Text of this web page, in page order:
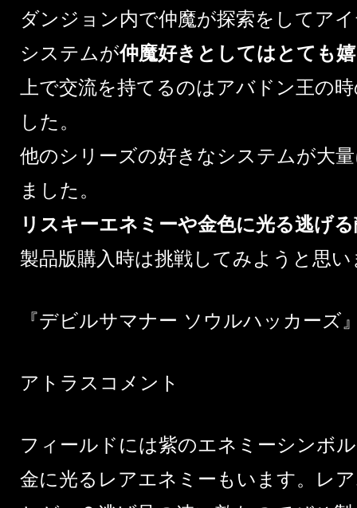
ダンジョン内で仲魔が探索をしてア
システムが仲魔好きとしてはとても
上で交流を持てるのはアバドン王の
した。
他のシリーズの好きなシステムが大
ました。
リスキーエネミーや金色に光る逃げ
製品版購入時は挑戦してみようと思い
『デビルサマナー ソウルハッカーズ
アトラスコメント
フィールドには紫のエネミーシンボ
金に光るレアエネミーもいます。レ